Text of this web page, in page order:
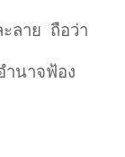
ลาย ถือว่า
ำนาจฟ้อง